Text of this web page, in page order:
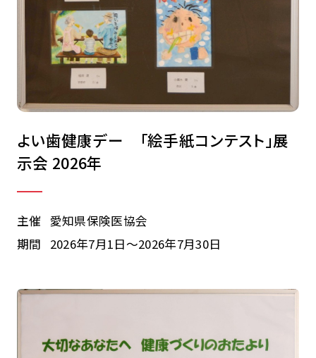
よい歯健康デー 「絵手紙コンテスト」展
示会 2026年
主催
愛知県保険医協会
期間
2026年7月1日～2026年7月30日